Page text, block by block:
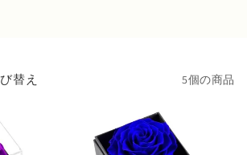
替え 5個の商品